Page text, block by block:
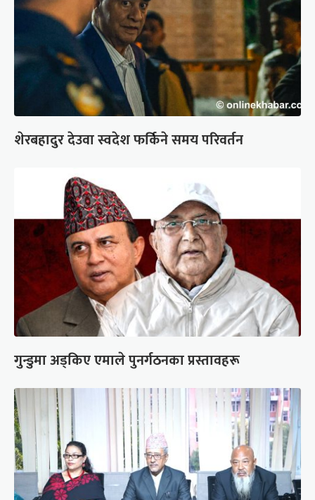
शेरबहादुर देउवा स्वदेश फर्किने समय परिवर्तन
गुन्डुमा अड्किए एमाले पुनर्गठनका प्रस्तावहरू